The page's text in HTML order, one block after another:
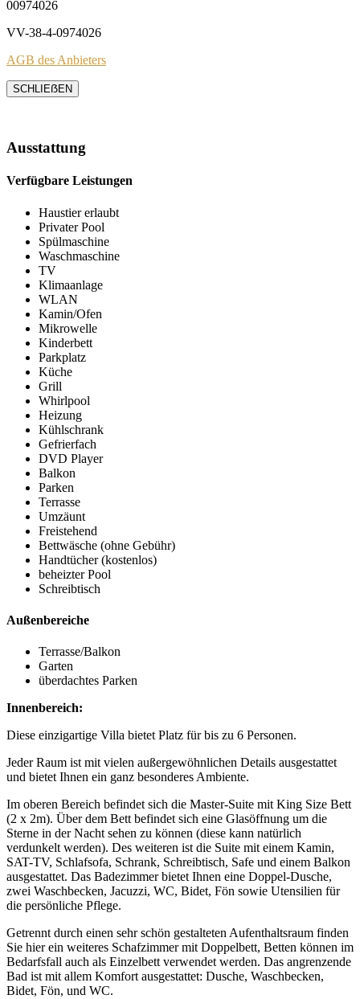
00974026
VV-38-4-0974026
AGB des Anbieters
SCHLIEẞEN
Ausstattung
Verfügbare Leistungen
Haustier erlaubt
Privater Pool
Spülmaschine
Waschmaschine
TV
Klimaanlage
WLAN
Kamin/Ofen
Mikrowelle
Kinderbett
Parkplatz
Küche
Grill
Whirlpool
Heizung
Kühlschrank
Gefrierfach
DVD Player
Balkon
Parken
Terrasse
Umzäunt
Freistehend
Bettwäsche (ohne Gebühr)
Handtücher (kostenlos)
beheizter Pool
Schreibtisch
Außenbereiche
Terrasse/Balkon
Garten
überdachtes Parken
Innenbereich:
Diese einzigartige Villa bietet Platz für bis zu 6 Personen.
Jeder Raum ist mit vielen außergewöhnlichen Details ausgestattet
und bietet Ihnen ein ganz besonderes Ambiente.
Im oberen Bereich befindet sich die Master-Suite mit King Size Bett
(2 x 2m). Über dem Bett befindet sich eine Glasöffnung um die
Sterne in der Nacht sehen zu können (diese kann natürlich
verdunkelt werden). Des weiteren ist die Suite mit einem Kamin,
SAT-TV, Schlafsofa, Schrank, Schreibtisch, Safe und einem Balkon
ausgestattet. Das Badezimmer bietet Ihnen eine Doppel-Dusche,
zwei Waschbecken, Jacuzzi, WC, Bidet, Fön sowie Utensilien für
die persönliche Pflege.
Getrennt durch einen sehr schön gestalteten Aufenthaltsraum finden
Sie hier ein weiteres Schafzimmer mit Doppelbett, Betten können im
Bedarfsfall auch als Einzelbett verwendet werden. Das angrenzende
Bad ist mit allem Komfort ausgestattet: Dusche, Waschbecken,
Bidet, Fön, und WC.